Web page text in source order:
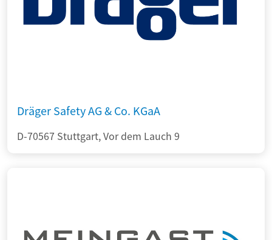
Dräger Safety AG & Co. KGaA
D-70567 Stuttgart, Vor dem Lauch 9